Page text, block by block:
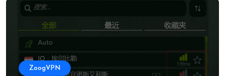
ZoogVPN